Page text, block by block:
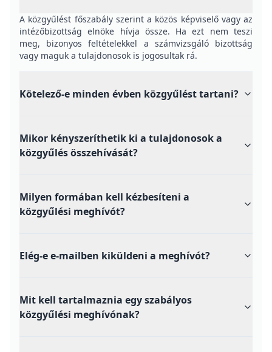
A közgyűlést főszabály szerint a közös képviselő vagy az
intézőbizottság elnöke hívja össze. Ha ezt nem teszi
meg, bizonyos feltételekkel a számvizsgáló bizottság
vagy maguk a tulajdonosok is jogosultak rá.
Kötelező-e minden évben közgyűlést tartani?
Mikor kényszeríthetik ki a tulajdonosok a
közgyűlés összehívását?
Milyen formában kell kézbesíteni a
közgyűlési meghívót?
Elég-e e-mailben kiküldeni a meghívót?
Mit kell tartalmaznia egy szabályos
közgyűlési meghívónak?